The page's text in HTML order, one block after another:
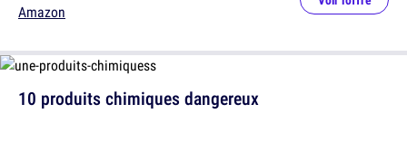
Amazon
10 produits chimiques dangereux